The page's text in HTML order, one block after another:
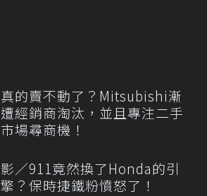
真的賣不動了？Mitsubishi漸
遭經銷商淘汰，並且專注二手
市場尋商機！
影／911竟然換了Honda的引
擎？保時捷鐵粉憤怒了！